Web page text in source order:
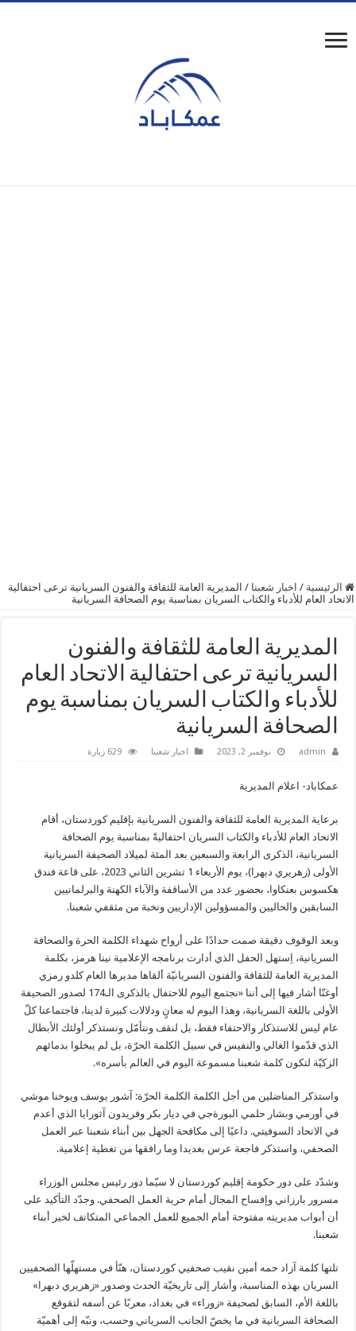
الرئيسية / اخبار شعبنا / المديرية العامة للثقافة والفنون السريانية ترعى احتفالية
الاتحاد العام للأدباء والكتاب السريان بمناسبة يوم الصحافة السريانية
المديرية العامة للثقافة والفنون
السريانية ترعى احتفالية الاتحاد العام
للأدباء والكتاب السريان بمناسبة يوم
الصحافة السريانية
admin نوفمبر 2, 2023 اخبار شعبنا 629 زيارة
عمكاباد- اعلام المديرية
برعاية المديرية العامة للثقافة والفنون السريانية بإقليم كوردستان، أقام
الاتحاد العام للأدباء والكتاب السريان احتفاليةً بمناسبة يوم الصحافة
السريانية، الذكرى الرابعة والسبعين بعد المئة لميلاد الصحيفة السريانية
الأولى (زهريري دبهرا)، يوم الأربعاء 1 تشرين الثاني 2023، على قاعة فندق
هكسوس بعنكاوا، بحضور عدد من الأساقفة والآباء الكهنة والبرلمانيين
السابقينوالحاليين والمسؤولين الإداريين ونخبة من مثقفي شعبنا.
وبعد الوقوف دقيقة صمت حدادًا على أرواح شهداء الكلمة الحرة والصحافة
السريانية، اِستهل الحفل الذي أدارت برنامجه الإعلامية نينا هرمز، بكلمة
المديرية العامة للثقافة والفنون السريانيّة ألقاها مديرها العام كلدو رمزي
أوغنّا أشار فيها إلى أننا «نجتمع اليوم للاحتفال بالذكرى الـ174 لصدور الصحيفة
الأولى باللغة السريانية، وهذا اليوم له معانٍ ودلالات كبيرة لدينا، فاجتماعنا كلّ
عام ليس للاستذكار والاحتفاء فقط، بل لنقف ونتأمّل ونستذكر أولئك الأبطال
الذي قدّموا الغالي والنفيس في سبيل الكلمة الحرّة، بل لم يبخلوا بدمائهم
الزكيّة لتكون كلمة شعبنا مسموعة اليوم في العالم بأسره».
واستذكر المناضلين من أجل الكلمة الكلمة الحرّة: آشور يوسف ويوخنا موشي
في أورمي وبشار حلمي البورةجي في ديار بكر وفريدون آثورايا الذي أعدم
في الاتحاد السوفيتي. داعيًا إلى مكافحة الجهل بين أبناء شعبنا عبر العمل
الصحفي، واستذكر فاجعة عرس بغديدا وما رافقها من تغطية إعلامية.
وشدّد على دور حكومة إقليم كوردستان لا سيّما دور رئيس مجلس الوزراء
مسرور بارزاني وإفساح المجال أمام حرية العمل الصحفي. وجدّد التأكيد على
أن أبواب مديريته مفتوحة أمام الجميع للعمل الجماعي المتكاتف لخير أبناء
شعبنا.
تلتها كلمة آزاد حمه أمين نقيب صحفيي كوردستان، هنّأ في مستهلّها الصحفيين
السريان بهذه المناسبة، وأشار إلى تاريخيّة الحدث وصدور «زهريري دبهرا»
باللغة الأم، السابق لصحيفة «زوراء» في بغداد، معربًا عن أسفه لتقوقع
الصحافة السريانية في ما يخصّ الجانب السرياني وحسب، ونبّه إلى أهميّة